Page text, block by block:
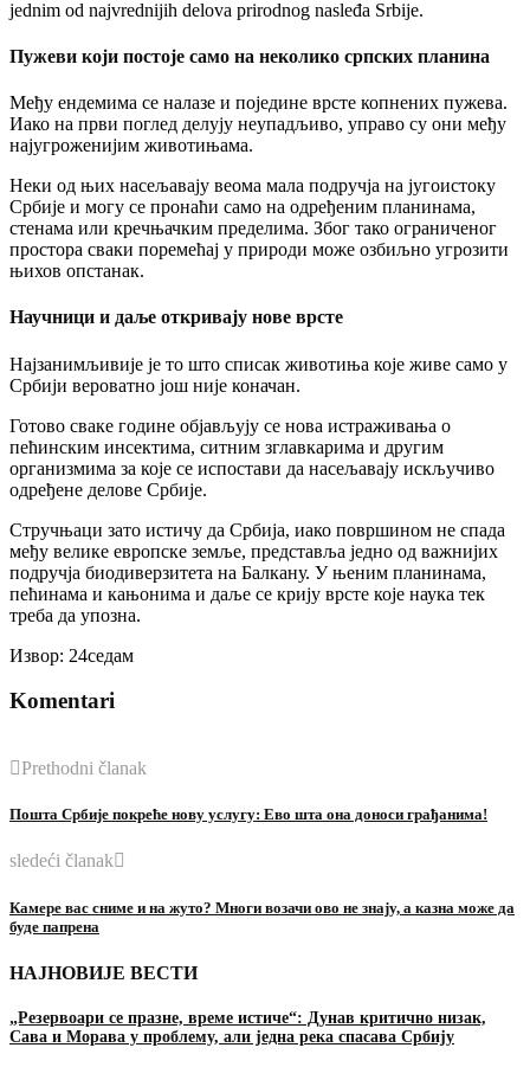
jednim od najvrednijih delova prirodnog nasleđa Srbije.
Пужеви који постоје само на неколико српских планина
Међу ендемима се налазе и поједине врсте копнених пужева.
Иако на први поглед делују неупадљиво, управо су они међу
најугроженијим животињама.
Неки од њих насељавају веома мала подручја на југоистоку
Србије и могу се пронаћи само на одређеним планинама,
стенама или кречњачким пределима. Због тако ограниченог
простора сваки поремећај у природи може озбиљно угрозити
њихов опстанак.
Научници и даље откривају нове врсте
Најзанимљивије је то што списак животиња које живе само у
Србији вероватно још није коначан.
Готово сваке године објављују се нова истраживања о
пећинским инсектима, ситним зглавкарима и другим
организмима за које се испостави да насељавају искључиво
одређене делове Србије.
Стручњаци зато истичу да Србија, иако површином не спада
међу велике европске земље, представља једно од важнијих
подручја биодиверзитета на Балкану. У њеним планинама,
пећинама и кањонима и даље се крију врсте које наука тек
треба да упозна.
Извор: 24седам
Komentari
Prethodni članak
Пошта Србије покреће нову услугу: Ево шта она доноси грађанима!
sledeći članak
Камере вас сниме и на жуто? Многи возачи ово не знају, а казна може да
буде папрена
НАЈНОВИЈЕ ВЕСТИ
„Резервоари се празне, време истиче“: Дунав критично низак,
Сава и Морава у проблему, али једна река спасава Србију